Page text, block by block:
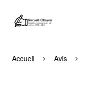
Accueil Avis